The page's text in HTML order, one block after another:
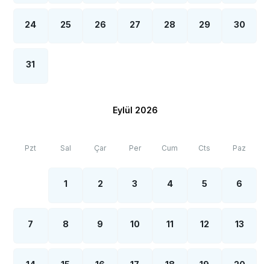
24 25 26 27 28 29 30
31
Eylül 2026
Pzt Sal Çar Per Cum Cts Paz
1 2 3 4 5 6
7 8 9 10 11 12 13